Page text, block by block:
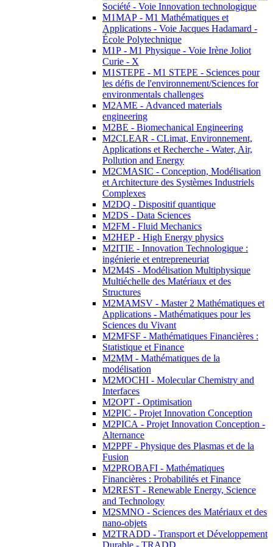
Société - Voie Innovation technologique
M1MAP - M1 Mathématiques et
Applications - Voie Jacques Hadamard -
École Polytechnique
M1P - M1 Physique - Voie Irène Joliot
Curie - X
M1STEPE - M1 STEPE - Sciences pour
les défis de l'environnement/Sciences for
environmentals challenges
M2AME - Advanced materials
engineering
M2BE - Biomechanical Engineering
M2CLEAR - CLimat, Environnement,
Applications et Recherche - Water, Air,
Pollution and Energy
M2CMASIC - Conception, Modélisation
et Architecture des Systèmes Industriels
Complexes
M2DQ - Dispositif quantique
M2DS - Data Sciences
M2FM - Fluid Mechanics
M2HEP - High Energy physics
M2ITIE - Innovation Technologique :
ingénierie et entrepreneuriat
M2M4S - Modélisation Multiphysique
Multiéchelle des Matériaux et des
Structures
M2MAMSV - Master 2 Mathématiques et
Applications - Mathématiques pour les
Sciences du Vivant
M2MFSF - Mathématiques Financières :
Statistique et Finance
M2MM - Mathématiques de la
modélisation
M2MOCHI - Molecular Chemistry and
Interfaces
M2OPT - Optimisation
M2PIC - Projet Innovation Conception
M2PICA - Projet Innovation Conception -
Alternance
M2PPF - Physique des Plasmas et de la
Fusion
M2PROBAFI - Mathématiques
Financières : Probabilités et Finance
M2REST - Renewable Energy, Science
and Technology
M2SMNO - Sciences des Matériaux et des
nano-objets
M2TRADD - Transport et Développement
Durable - TRADD